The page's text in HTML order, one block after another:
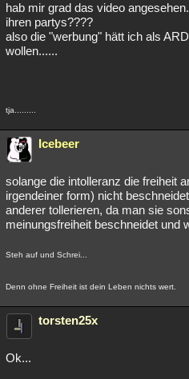
hab mir grad das video
ihren partys????
also die "werbung" hätt ich als
wollen......
tja.........
Icebeer
solange die intolleranz die freiheit
irgendeiner form) nicht
anderer tollerieren, da man sie
meinungsfreiheit beschneidet und
Steh auf und Schrei...
Denn ohne Freiheit ist dein Leben nichts wert.
torsten25x
Ok...